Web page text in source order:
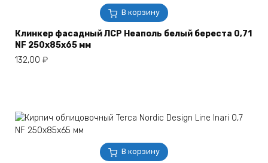
В корзину
Клинкер фасадный ЛСР Неаполь белый береста 0,71
NF 250х85х65 мм
132,00 ₽
В корзину